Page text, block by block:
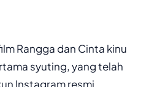
Rangga dan Cinta kinu
syuting, yang telah
Instagram resmi.